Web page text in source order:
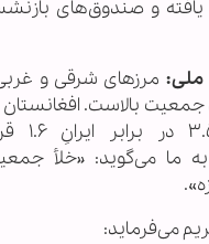
و صندوق‌های
مرزهای شرقی و
ما می‌گوید: «خلأ
می‌فرماید: